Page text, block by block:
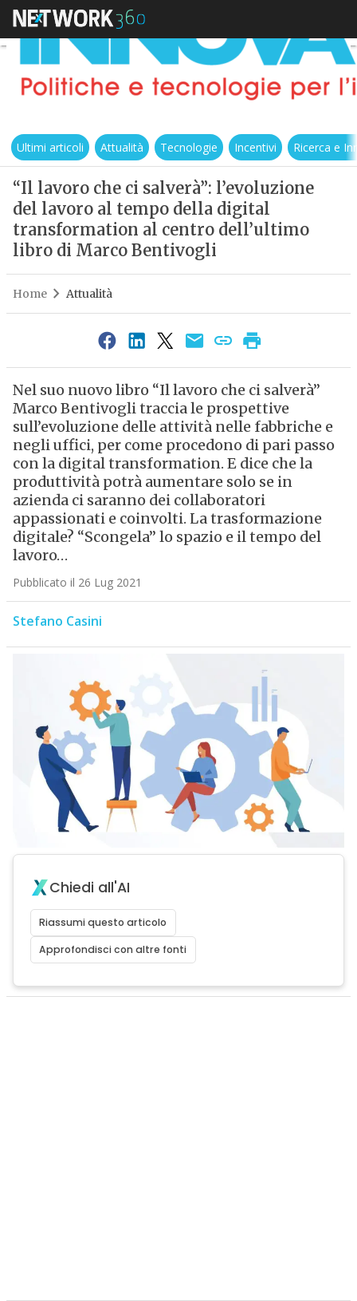
Ultimi articoli Attualità Tecnologie Incentivi Ricerca e
“Il lavoro che ci salverà”: l’evoluzione
del lavoro al tempo della digital
transformation al centro dell’ultimo
libro di Marco Bentivogli
Home Attualità
Nel suo nuovo libro “Il lavoro che ci salverà”
Marco Bentivogli traccia le prospettive
sull’evoluzione delle attività nelle fabbriche e
negli uffici, per come procedono di pari passo
con la digital transformation. E dice che la
produttività potrà aumentare solo se in
azienda ci saranno dei collaboratori
appassionati e coinvolti. La trasformazione
digitale? “Scongela” lo spazio e il tempo del
lavoro…
Pubblicato il 26 Lug 2021
Stefano Casini
Chiedi all'AI
Riassumi questo articolo
Approfondisci con altre fonti